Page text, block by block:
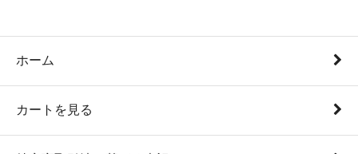
ホーム
カートを見る